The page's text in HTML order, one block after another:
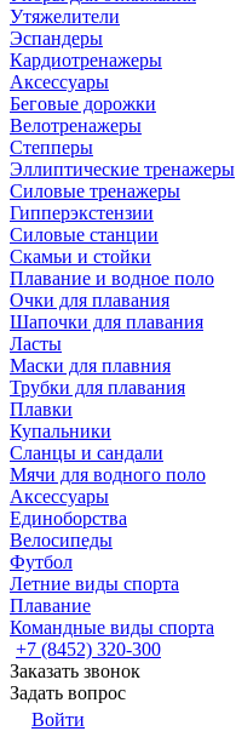
Утяжелители
Эспандеры
Кардиотренажеры
Аксессуары
Беговые дорожки
Велотренажеры
Степперы
Эллиптические тренажеры
Силовые тренажеры
Гипперэкстензии
Силовые станции
Скамьи и стойки
Плавание и водное поло
Очки для плавания
Шапочки для плавания
Ласты
Маски для плавния
Трубки для плавания
Плавки
Купальники
Сланцы и сандали
Мячи для водного поло
Аксессуары
Единоборства
Велосипеды
Футбол
Летние виды спорта
Плавание
Командные виды спорта
+7 (8452) 320-300
Заказать звонок
Задать вопрос
Войти